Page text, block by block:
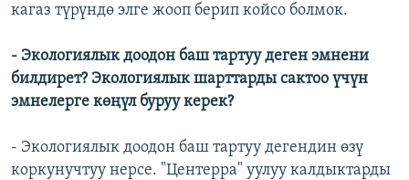
кагаз түрүндө элге жооп берип койсо болмок.
- Экологиялык доодон баш тартуу деген эмнени
билдирет? Экологиялык шарттарды сактоо үчүн
эмнелерге көңүл буруу керек?
- Экологиялык доодон баш тартуу дегендин өзү
коркунучтуу нерсе. "Центерра" уулуу калдыктарды